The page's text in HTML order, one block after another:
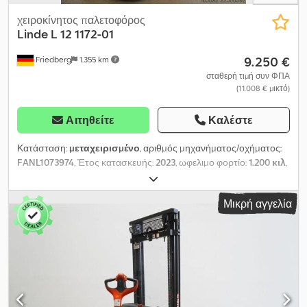
Friedberg 1.355 km
χειροκίνητος παλετοφόρος
Linde L 12 1172-01
9.250 €
σταθερή τιμή συν ΦΠΑ
(11.008 € μικτό)
Αιτηθείτε Καλέστε
Κατάσταση: μεταχειρισμένο, αριθμός μηχανήματος/οχήματος:
FANL1073974, Έτος κατασκευής:2023, ωφελιμο φορτίο:1.200 κιλ,
, ελεύθερη ανύψωση:
βάρους φορτίου:600 χιλ., τύπος ιστού:σήμπλεξ, χωρητικότητα
μπαταρίας:
24 V
, πλάτος πλαισίου
ανυψωτικού:
, μήκος περονών:
κιλ, συνολικό ύψος: 1.770 χιλ., συνολικό μήκος:
, καύσιμο:ηλεκτρισμός
με μπαταρία - Βύσμα οχήματος MRC 80A - Κάθετη αλλαγή
μπαταρίας - Διάφορα, 560 / 1600 mm - SafetySpeed - Βραδεία/
σέρνεται πορεία - Προστασία ιστού: πολυκαρβονικό - Έλεγχος
Μικρή αγγελία